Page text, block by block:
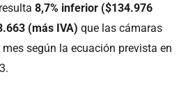
8,7% inferior ($134.976
(más IVA) que las cámaras
según la ecuación prevista en